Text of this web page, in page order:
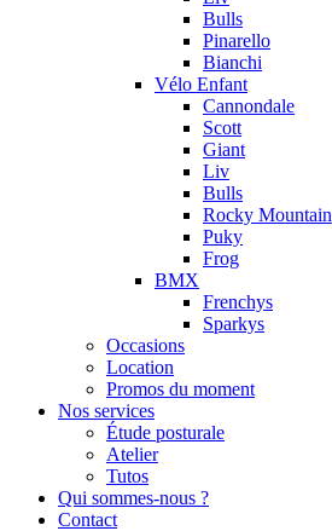
Bulls
Pinarello
Bianchi
Vélo Enfant
Cannondale
Scott
Giant
Liv
Bulls
Rocky Mountain
Puky
Frog
BMX
Frenchys
Sparkys
Occasions
Location
Promos du moment
Nos services
Étude posturale
Atelier
Tutos
Qui sommes-nous ?
Contact